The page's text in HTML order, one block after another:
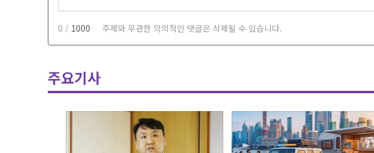
0 / 1000 주제와 무관한 악의적인 댓글은 삭제될 수 있습니다.
주요기사